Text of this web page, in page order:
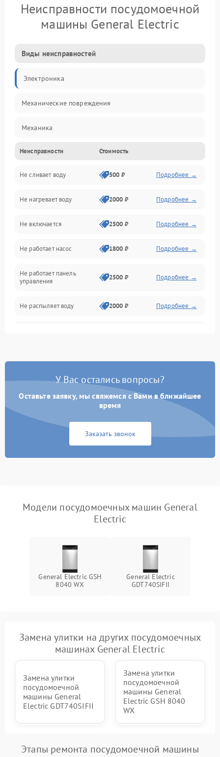
Неисправности посудомоечной
машины General Electric
Виды неисправностей
Электроника
Механические повреждения
Механика
Управление
Электропитание
Датчики
Нагрев
Вода
Гигиена
Программное обеспечение
Неисправности Стоимость
Не сливает воду 500 ₽ Подробнее →
Не нагревает воду 2000 ₽ Подробнее →
Не включается 2500 ₽ Подробнее →
Не работает насос 1800 ₽ Подробнее →
Не работает панель
управления
2500 ₽ Подробнее →
Не распыляет воду 2000 ₽ Подробнее →
Проблемы с набором
Не работает сушилка 2100 ₽ Подробнее →
Сбои в работе таймера 1700 ₽
У Вас остались вопросы?
Оставьте заявку, мы свяжемся с Вами в ближайшее
время
Заказать звонок
Модели посудомоечных машин General
Electric
General Electric GSH
8040 WX
General Electric
GDT740SIFII
Замена улитки на других посудомоечных
машинах General Electric
Замена улитки
посудомоечной
машины General
Electric GDT740SIFII
Замена улитки
посудомоечной
машины General
Electric GSH 8040
WX
Этапы ремонта посудомоечной машины